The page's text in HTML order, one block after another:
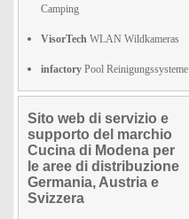
Camping
VisorTech WLAN Wildkameras
infactory Pool Reinigungssysteme
Sito web di servizio e
supporto del marchio
Cucina di Modena per
le aree di distribuzione
Germania, Austria e
Svizzera